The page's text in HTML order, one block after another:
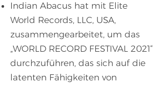
Indian Abacus hat mit Elite
World Records, LLC, USA,
zusammengearbeitet, um das
„WORLD RECORD FESTIVAL 2021“
durchzuführen, das sich auf die
latenten Fähigkeiten von